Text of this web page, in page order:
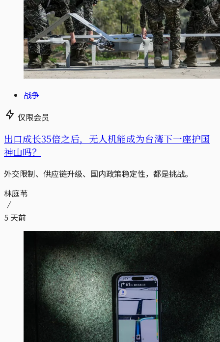
战争
仅限会员
出口成长35倍之后，无人机能成为台湾下一座护国
神山吗？
外交限制、供应链升级、国内政策稳定性，都是挑战。
林庭苇
5 天前